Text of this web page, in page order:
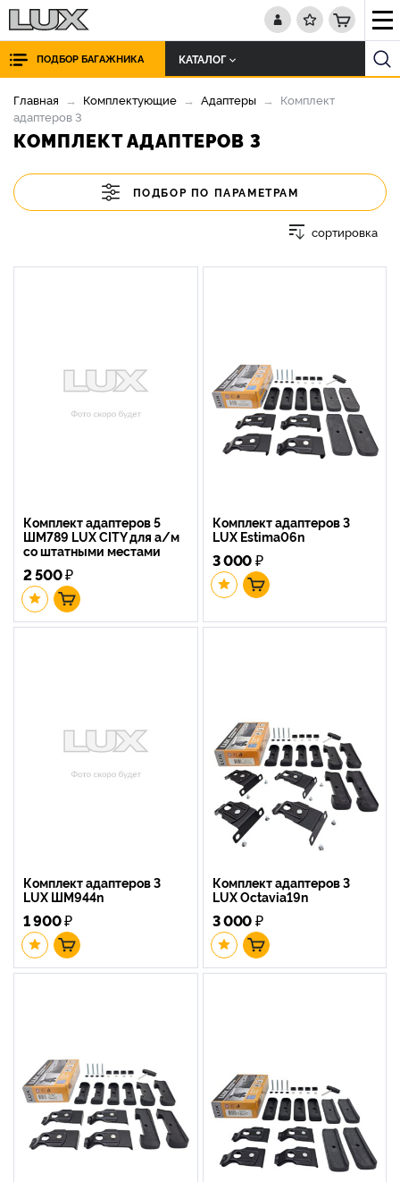
ПОДБОР БАГАЖНИКА КАТАЛОГ
Главная Комплектующие Адаптеры
Комплект
адаптеров 3
КОМПЛЕКТ АДАПТЕРОВ 3
ПОДБОР ПО ПАРАМЕТРАМ
сортировка
Комплект адаптеров 5
ШМ789 LUX CITY для а/м
со штатными местами
2 500₽
Комплект адаптеров 3
LUX Estima06n
3 000₽
Комплект адаптеров 3
LUX ШМ944n
1 900₽
Комплект адаптеров 3
LUX Octavia19n
3 000₽